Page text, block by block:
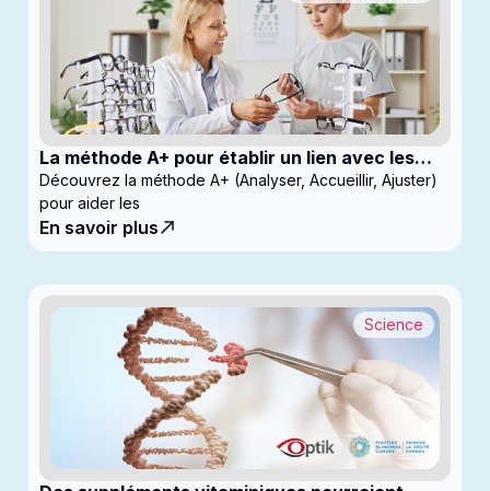
La méthode A+ pour établir un lien avec les
enfants en clinique
Découvrez la méthode A+ (Analyser, Accueillir, Ajuster)
pour aider les
En savoir plus
Science